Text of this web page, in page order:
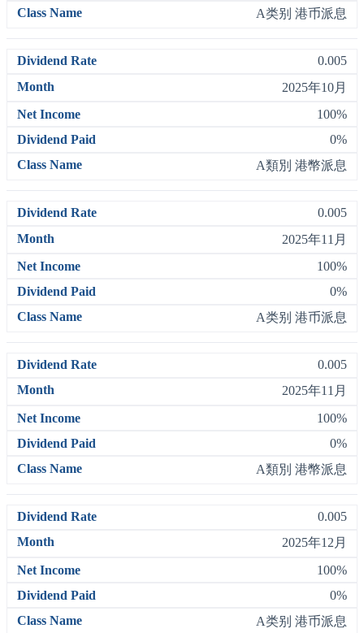
A类别 港币派息
0.005
2025年10月
100%
0%
A類別 港幣派息
0.005
2025年11月
100%
0%
A类别 港币派息
0.005
2025年11月
100%
0%
A類別 港幣派息
0.005
2025年12月
100%
0%
A类别 港币派息